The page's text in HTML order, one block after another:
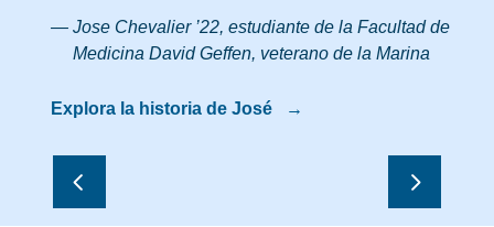
— Jose Chevalier ’22, estudiante de la Facultad de
Medicina David Geffen, veterano de la Marina
Explora la historia de José